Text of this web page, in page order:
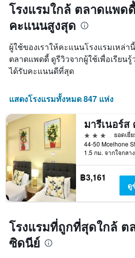
โรงแรมใกล้ ตลาดแพด
คะแนนสูงสุด
ผู้ใช้ของเราให้คะแนนโรงแรมเหล่
ตลาดแพดดี้ ดูรีวิวจากผู้ใช้เพื่อเรียน
ได้รับคะแนนดีที่สุด
แสดงโรงแรมทั้งหมด 847 แห่ง
3 ดาว
ยอดเยี่
1.5 กม. จากใจกลา
฿3,161
ดู
โรงแรมที่ถูกที่สุดใกล้ ต
ซิดนีย์